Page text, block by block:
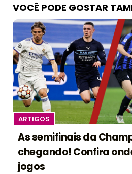
VOCÊ PODE GOSTAR
ARTIGOS
As semifinais da
chegando! Confira
jogos